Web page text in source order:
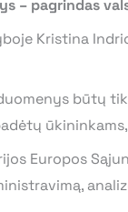
– pagrindas
Kristina
duomenys būtų
Europos